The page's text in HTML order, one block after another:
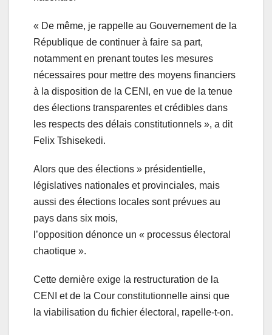
« De même, je rappelle au Gouvernement de la
République de continuer à faire sa part,
notamment en prenant toutes les mesures
nécessaires pour mettre des moyens financiers
à la disposition de la CENI, en vue de la tenue
des élections transparentes et crédibles dans
les respects des délais constitutionnels », a dit
Felix Tshisekedi.
Alors que des élections » présidentielle,
législatives nationales et provinciales, mais
aussi des élections locales sont prévues au
pays dans six mois,
l’opposition dénonce un « processus électoral
chaotique ».
Cette dernière exige la restructuration de la
CENI et de la Cour constitutionnelle ainsi que
la viabilisation du fichier électoral, rapelle-t-on.